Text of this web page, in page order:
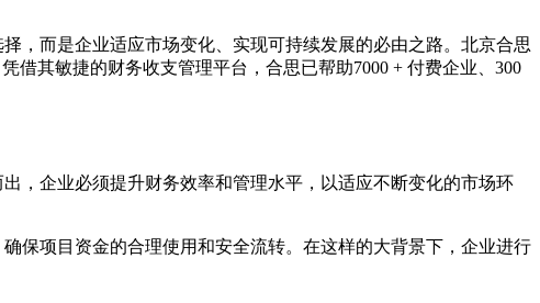
，而是企业适应市场变化、实现可持续发展的必由之路。北京合思
借其敏捷的财务收支管理平台，合思已帮助7000 + 付费企业、300
，企业必须提升财务效率和管理水平，以适应不断变化的市场环
保项目资金的合理使用和安全流转。在这样的大背景下，企业进行